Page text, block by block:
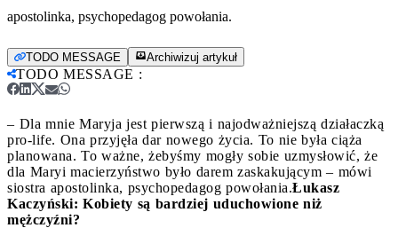
apostolinka, psychopedagog powołania.
TODO MESSAGE Archiwizuj artykuł
TODO MESSAGE :
– Dla mnie Maryja jest pierwszą i najodważniejszą działaczką
pro-life. Ona przyjęła dar nowego życia. To nie była ciąża
planowana. To ważne, żebyśmy mogły sobie uzmysłowić, że
dla Maryi macierzyństwo było darem zaskakującym – mówi
siostra apostolinka, psychopedagog powołania.Łukasz
Kaczyński: Kobiety są bardziej uduchowione niż
mężczyźni?